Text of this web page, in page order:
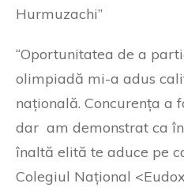
Hurmuzachi”
“Oportunitatea de a
olimpiadă mi-a adus
națională. Concurența a
dar am demonstrat ca
înaltă elită te aduce pe
Colegiul Național